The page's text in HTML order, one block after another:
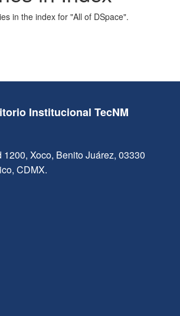
in the index for "All of DSpace".
Institucional TecNM
Xoco, Benito Juárez, 03330
CDMX.